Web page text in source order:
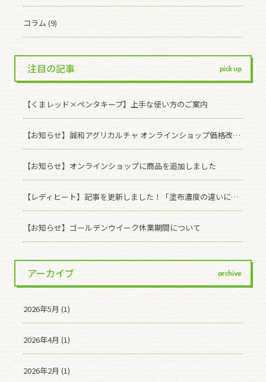
コラム (9)
注目の記事 pick up
【くまレッド×ペンタキープ】上手な使い方のご案内
【お知らせ】誠和アグリカルチャ オンラインショップ価格改定のお知らせ
【お知らせ】オンラインショップに商品を追加しました
【レディヒート】記事を更新しました！「塗布濃度の違いによる効果の差について」
【お知らせ】ゴールデンウイーク休業期間について
アーカイブ archive
2026年5月 (1)
2026年4月 (1)
2026年2月 (1)